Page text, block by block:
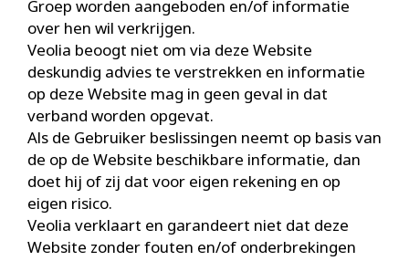
Groep worden aangeboden en/of informatie
over hen wil verkrijgen.
Veolia beoogt niet om via deze Website
deskundig advies te verstrekken en informatie
op deze Website mag in geen geval in dat
verband worden opgevat.
Als de Gebruiker beslissingen neemt op basis van
de op de Website beschikbare informatie, dan
doet hij of zij dat voor eigen rekening en op
eigen risico.
Veolia verklaart en garandeert niet dat deze
Website zonder fouten en/of onderbrekingen